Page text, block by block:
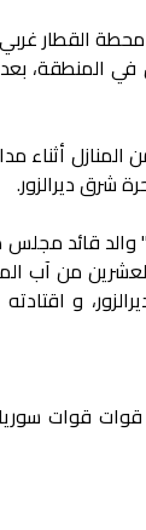
القطار
المنطقة،
أثناء
شرق ديرالزور.
قائد مجلس
من
و
قوات سوريا